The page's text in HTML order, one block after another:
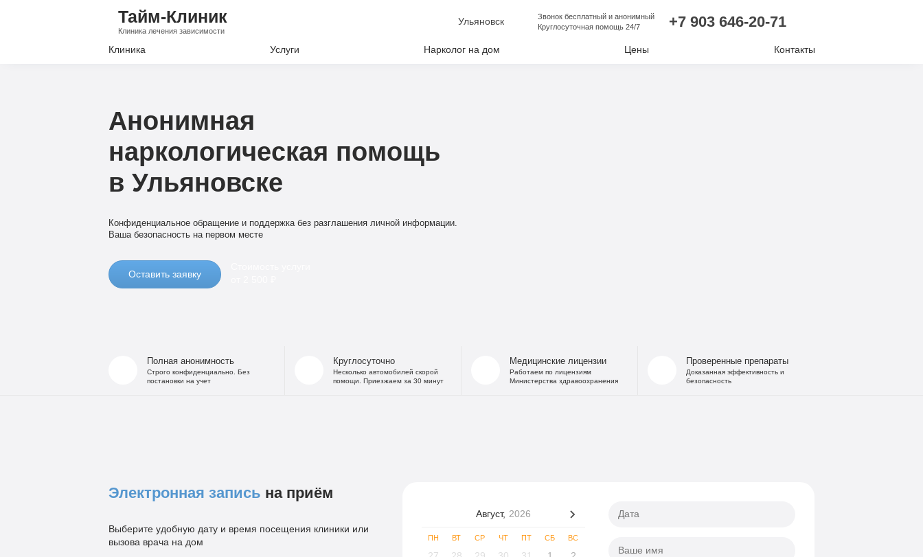
Тайм-Клиник
Клиника лечения зависимости
Ульяновск
Звонок бесплатный и анонимный
Круглосуточная помощь 24/7
+7 903 646-20-71
Клиника Услуги
Кодирование от Алкоголизма
Наркологическая помощь
Нарколог на дом Цены Контакты
Анонимная
наркологическая помощь
в Ульяновске
Конфиденциальное обращение и поддержка без разглашения личной информации.
Ваша безопасность на первом месте
Оставить заявку
Полная анонимность
Строго конфиденциально. Без
постановки на учет
Круглосуточно
Несколько автомобилей скорой
помощи. Приезжаем за 30 минут
Медицинские лицензии
Работаем по лицензиям
Министерства здравоохранения
Проверенные препараты
Доказанная эффективность и
безопасность
Электронная запись на приём
Выберите удобную дату и время посещения клиники или
вызова врача на дом
Август, 2026
ПН ВТ СР ЧТ ПТ СБ ВС